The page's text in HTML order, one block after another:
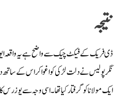
نتیجہ
نگر پولیس نے دلت لڑکی کو اغوا کر اس کے
ایک مولانا کو گرفتار کیا تھا۔ اسی وجہ سے